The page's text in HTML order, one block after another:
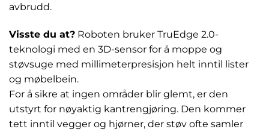
avbrudd.
Visste du at? Roboten bruker TruEdge 2.0-
teknologi med en 3D-sensor for å moppe og
støvsuge med millimeterpresisjon helt inntil lister
og møbelbein.
For å sikre at ingen områder blir glemt, er den
utstyrt for nøyaktig kantrengjøring. Den kommer
tett inntil vegger og hjørner, der støv ofte samler